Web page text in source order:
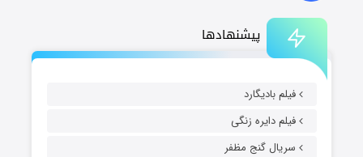
پیشنهادها
فیلم بادیگارد
فیلم دایره زنگی
سریال گنج مظفر